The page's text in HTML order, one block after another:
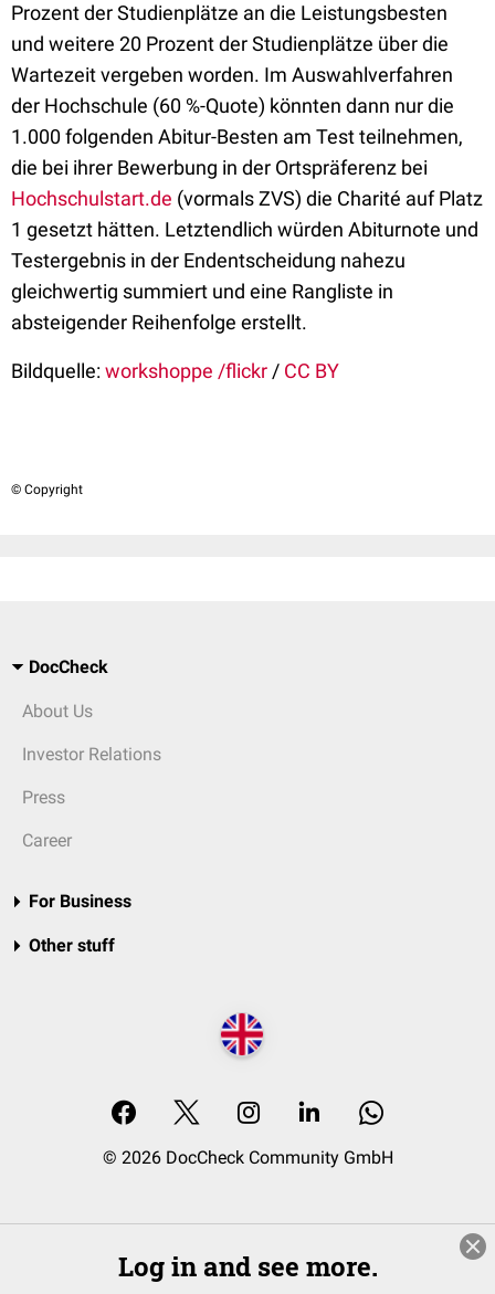
Prozent der Studienplätze an die Leistungsbesten
und weitere 20 Prozent der Studienplätze über die
Wartezeit vergeben worden. Im Auswahlverfahren
der Hochschule (60 %-Quote) könnten dann nur die
1.000 folgenden Abitur-Besten am Test teilnehmen,
die bei ihrer Bewerbung in der Ortspräferenz bei
Hochschulstart.de (vormals ZVS) die Charité auf Platz
1 gesetzt hätten. Letztendlich würden Abiturnote und
Testergebnis in der Endentscheidung nahezu
gleichwertig summiert und eine Rangliste in
absteigender Reihenfolge erstellt.
Bildquelle:workshoppe /flickr / CC BY
© Copyright
DocCheck
About Us
Investor Relations
Press
Career
For Business
Other stuff
© 2026 DocCheck Community GmbH
Log in and see more.